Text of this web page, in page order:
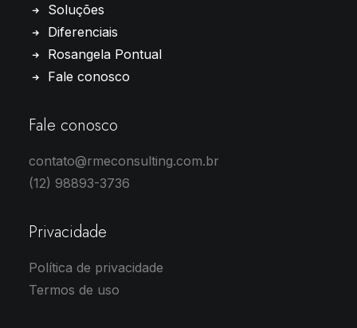
Soluções
Diferenciais
Rosangela Pontual
Fale conosco
Fale conosco
contato@rmeconsulting.com.br
(12) 98893-3736
Privacidade
Política de privacidade
Termos de uso